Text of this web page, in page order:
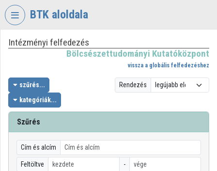
Fejléc kihagyása
BTK aloldala
VIDEOTORIUM
KUTATÓKÖZPONT
Intézményi kezdőlap
Bejelentkezés
Intézményi felfedezés
Kategóriák
Intézményi felfedezés
Bölcsészettudományi Kutatóközpont
vissza a globális felfedezéshez
szűrés...
kategóriák...
Rendezés
Szűrés
Cím és alcím
Feltöltve -